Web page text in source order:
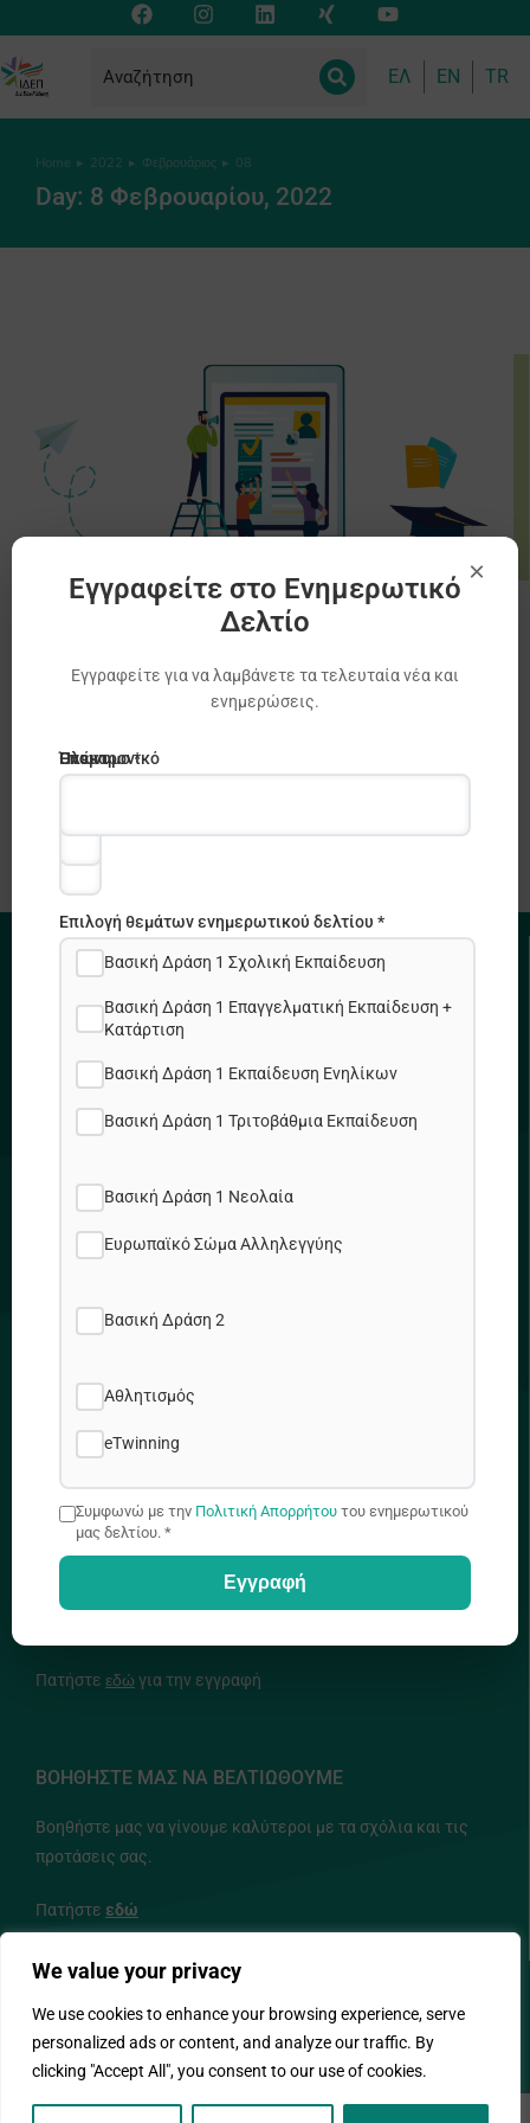
We value your privacy
We use cookies to enhance your browsing experience, serve
personalized ads or content, and analyze our traffic. By
clicking "Accept All", you consent to our use of cookies.
ΕΛ EN TR
You are here:
Home 2022 Φεβρουάριος 08
Day: 8 Φεβρουαρίου, 2022
Διαδικτυακή Συνάντηση Πρυτάνεων
Μάθησης για τη συμμετοχή στη Διεθνή
Κινητικότητα, Πρόγραμμα Erasmus +
Erasmus +
ΧΡΗΣΙΜΟΙ ΣΥΝΔΕΣΜΟΙ
Πολιτική Απορρήτου
Πολιτική Cookies
Χάρτης Ιστοτόπου
Θέσεις εργασίας
ΔΙΕΥΘΥΝΣΗ
Προδρόμου & Δημητρακοπούλου 2, 1090 Λ/σια
Πατήστε εδώ για την εγγραφή
ΒΟΗΘΗΣΤΕ ΜΑΣ ΝΑ ΒΕΛΤΙΩΘΟΥΜΕ
Βοηθήστε μας να γίνουμε καλύτεροι με τα σχόλια και τις
προτάσεις σας.
Πατήστε εδώ
ΑΚΟΛΟΥΘΗΣΤΕ ΜΑΣ
×
Εγγραφείτε στο Ενημερωτικό
Δελτίο
Εγγραφείτε για να λαμβάνετε τα τελευταία νέα και
ενημερώσεις.
Ηλεκτρονικό
Όνομα
Επώνυμο *
Επιλογή θεμάτων ενημερωτικού δελτίου *
Βασική Δράση 1 Σχολική Εκπαίδευση
Βασική Δράση 1 Επαγγελματική Εκπαίδευση +
Κατάρτιση
Βασική Δράση 1 Εκπαίδευση Ενηλίκων
Βασική Δράση 1 Τριτοβάθμια Εκπαίδευση
Βασική Δράση 1 Νεολαία
Ευρωπαϊκό Σώμα Αλληλεγγύης
Βασική Δράση 2
Αθλητισμός
eTwinning
Συμφωνώ με την Πολιτική Απορρήτου του ενημερωτικού
μας δελτίου. *
Εγγραφή